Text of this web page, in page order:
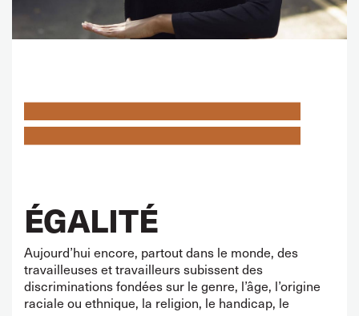
ÉGALITÉ
Aujourd’hui encore, partout dans le monde, des
travailleuses et travailleurs subissent des
discriminations fondées sur le genre, l’âge, l’origine
raciale ou ethnique, la religion, le handicap, le